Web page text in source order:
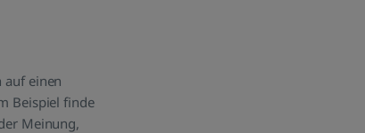
auf einen
Beispiel finde
Meinung,